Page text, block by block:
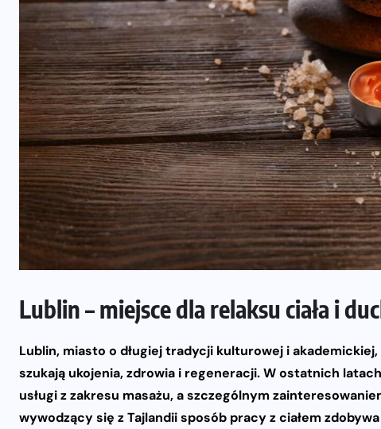
Lublin – miejsce dla relaksu ciała i
Lublin, miasto o długiej tradycji kulturowej i
szukają ukojenia, zdrowia i regeneracji. W ostatnich
usługi z zakresu masażu, a szczególnym
wywodzący się z Tajlandii sposób pracy z ciałem